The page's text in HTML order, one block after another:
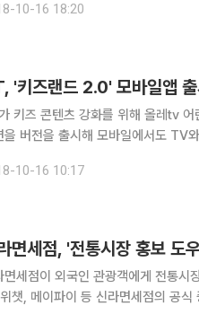
에 속도를 높이고 있다. 이날 KT는 광
10-16 18:20
'키즈랜드 2.0' 모바일앱
키즈 콘텐츠 강화를 위해 올레tv
을 버전을 출시해 모바일에서도 TV
회를 열고 이같은 내용을 골자로 한
10-16 10:17
면세점, '전통시장 홍보 도
세점이 외국인 관광객에게 전통시장을 알리
챗, 메이파이 등 신라면세점의 공